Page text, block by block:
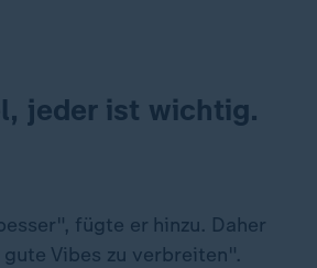
jeder ist wichtig.
fügte er hinzu. Daher
Vibes zu verbreiten".